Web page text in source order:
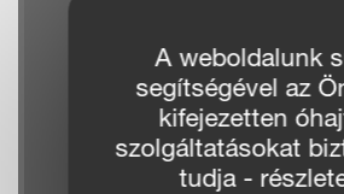
A weboldalunk
segítségével az
kifejezetten
szolgáltatásokat
tudja -